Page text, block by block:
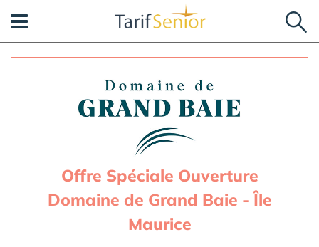
Offre Spéciale Ouverture
Domaine de Grand Baie - Île
Maurice